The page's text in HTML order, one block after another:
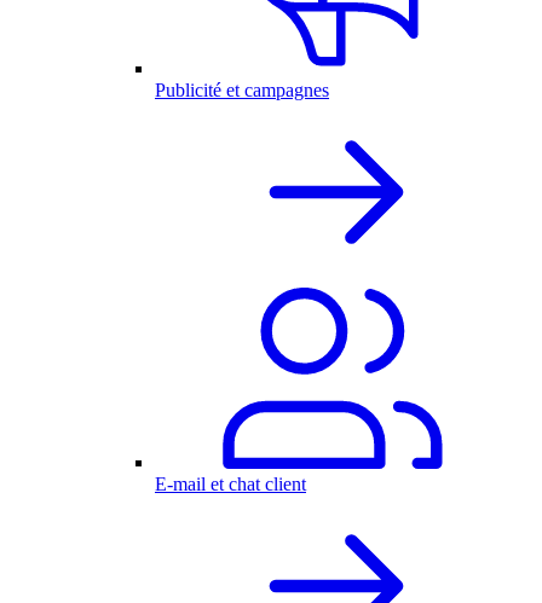
Publicité et campagnes
E-mail et chat client